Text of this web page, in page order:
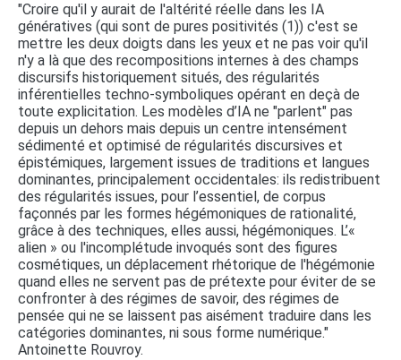
"Croire qu'il y aurait de l'altérité réelle dans les IA
génératives (qui sont de pures positivités (1)) c'est se
mettre les deux doigts dans les yeux et ne pas voir qu'il
n'y a là que des recompositions internes à des champs
discursifs historiquement situés, des régularités
inférentielles techno-symboliques opérant en deçà de
toute explicitation. Les modèles d’IA ne "parlent" pas
depuis un dehors mais depuis un centre intensément
sédimenté et optimisé de régularités discursives et
épistémiques, largement issues de traditions et langues
dominantes, principalement occidentales: ils redistribuent
des régularités issues, pour l’essentiel, de corpus
façonnés par les formes hégémoniques de rationalité,
grâce à des techniques, elles aussi, hégémoniques. L’«
alien » ou l'incomplétude invoqués sont des figures
cosmétiques, un déplacement rhétorique de l'hégémonie
quand elles ne servent pas de prétexte pour éviter de se
confronter à des régimes de savoir, des régimes de
pensée qui ne se laissent pas aisément traduire dans les
catégories dominantes, ni sous forme numérique."
Antoinette Rouvroy.